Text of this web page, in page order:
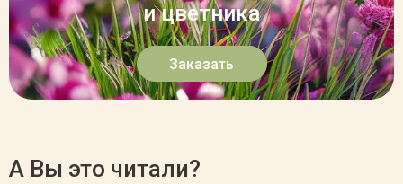
и цветника
Заказать
А Вы это читали?